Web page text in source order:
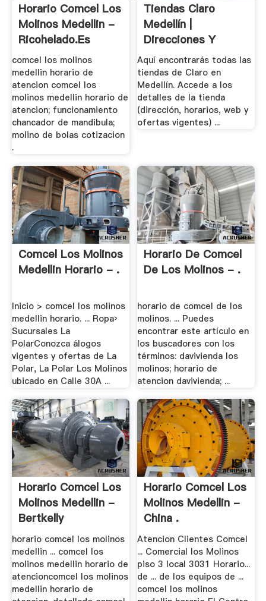
Horario Comcel Los
Molinos Medellin -
Ricohelado.es
comcel los molinos
medellin horario de
atencion comcel los
molinos medellin horario de
atencion; funcionamiento
chancador de mandibula;
molino de bolas cotizacion
.
Tiendas Claro
Medellín |
Direcciones Y
Horarios
Aquí encontrarás todas las
tiendas de Claro en
Medellín. Accede a los
detalles de la tienda
(dirección, horarios, web y
ofertas vigentes) ...
Comcel Los Molinos
Medellin Horario - .
Inicio > comcel los molinos
medellin horario. ... Ropa›
Sucursales La
PolarConozca álogos
vigentes y ofertas de La
Polar, La Polar Los Molinos
ubicado en Calle 30A ...
Horario De Comcel
De Los Molinos - .
horario de comcel de los
molinos. ... Puedes
encontrar este artículo en
los buscadores con los
términos: davivienda los
molinos; horario de
atencion davivienda; ...
Horario Comcel Los
Molinos Medellin -
Bertkelly
horario comcel los molinos
medellin ... comcel los
molinos medellin horario de
atencioncomcel los molinos
medellin horario de
Horario Comcel Los
Molinos Medellin -
China .
Atencion Clientes Comcel
... Comercial los Molinos
piso 3 local 3031 Horario...
de ... de los equipos de ...
comcel los molinos